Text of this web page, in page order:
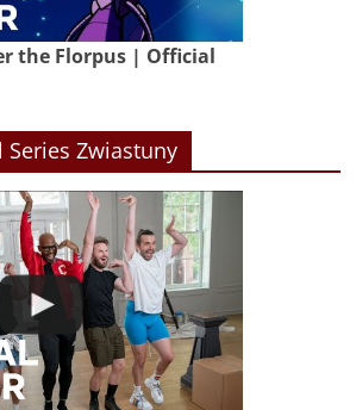
the Florpus | Official
Zwiastuny